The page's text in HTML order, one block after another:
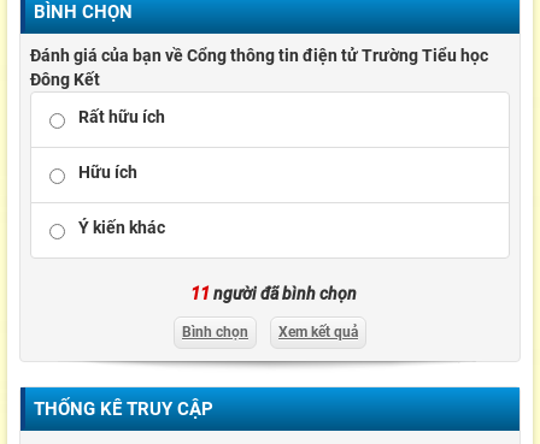
BÌNH CHỌN
Đánh giá của bạn về Cổng thông tin điện tử Trường Tiểu học
Đông Kết
Rất hữu ích
Hữu ích
Ý kiến khác
11 người đã bình chọn
Bình chọn Xem kết quả
THỐNG KÊ TRUY CẬP